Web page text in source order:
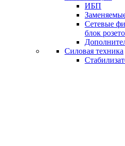
ИБП
Сетевые
блок
Силовая техника